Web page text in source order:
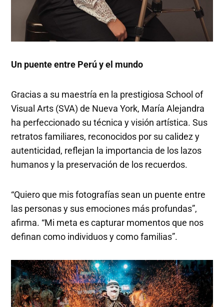
Un puente entre Perú y el mundo
Gracias a su maestría en la prestigiosa School of
Visual Arts (SVA) de Nueva York, María Alejandra
ha perfeccionado su técnica y visión artística. Sus
retratos familiares, reconocidos por su calidez y
autenticidad, reflejan la importancia de los lazos
humanos y la preservación de los recuerdos.
“Quiero que mis fotografías sean un puente entre
las personas y sus emociones más profundas”,
afirma. “Mi meta es capturar momentos que nos
definan como individuos y como familias”.